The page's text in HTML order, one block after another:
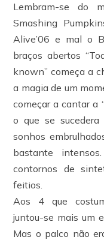
Lembram-se do
Smashing
Alive’06 e mal o
braços abertos
known” começa a
a magia de um
começar a cantar a
o que se
sonhos
bastante
contornos de
feitios.
Aos 4 que
juntou-se mais um
Mas o palco não